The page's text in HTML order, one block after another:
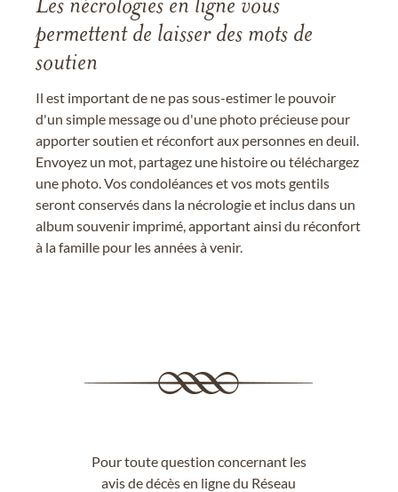
Les nécrologies en ligne vous
permettent de laisser des mots de
soutien
Il est important de ne pas sous-estimer le pouvoir
d'un simple message ou d'une photo précieuse pour
apporter soutien et réconfort aux personnes en deuil.
Envoyez un mot, partagez une histoire ou téléchargez
une photo. Vos condoléances et vos mots gentils
seront conservés dans la nécrologie et inclus dans un
album souvenir imprimé, apportant ainsi du réconfort
à la famille pour les années à venir.
Pour toute question concernant les
avis de décès en ligne du Réseau